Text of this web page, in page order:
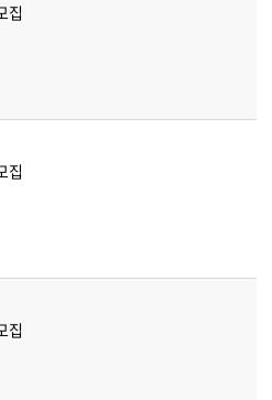
집
집
집